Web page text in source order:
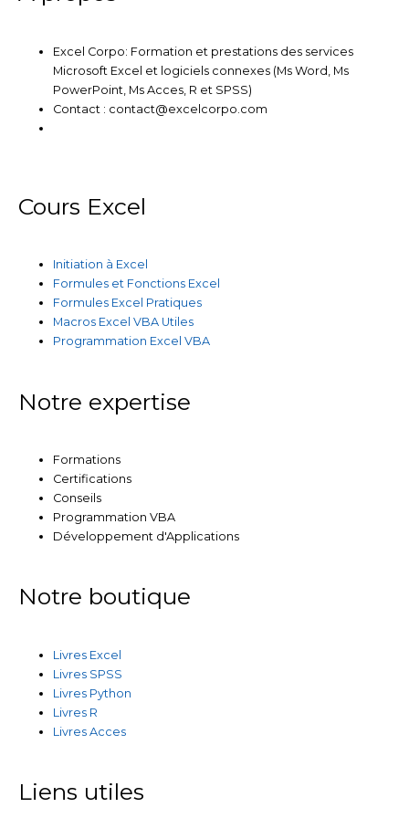
Excel Corpo: Formation et prestations des services
Microsoft Excel et logiciels connexes (Ms Word, Ms
PowerPoint, Ms Acces, R et SPSS)
Contact : contact@excelcorpo.com
Cours Excel
Initiation à Excel
Formules et Fonctions Excel
Formules Excel Pratiques
Macros Excel VBA Utiles
Programmation Excel VBA
Notre expertise
Formations
Certifications
Conseils
Programmation VBA
Développement d'Applications
Notre boutique
Livres Excel
Livres SPSS
Livres Python
Livres R
Livres Acces
Liens utiles